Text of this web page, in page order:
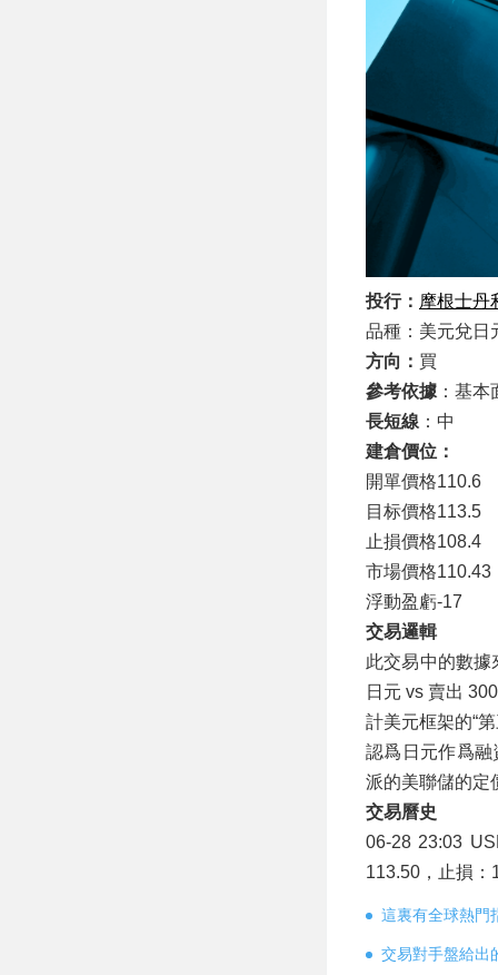
投行： 摩根士丹
品種：美元兌日
方向： 買
參考依據 ：基本
長短線 ：中
建倉價位：
開單價格110.6
目标價格113.5
止損價格108.4
市場價格110.43
浮動盈虧-17
交易邏輯
此交易中的數據
日元 vs 賣出
計美元框架的“
認爲日元作爲
派的美聯儲的定
交易曆史
06-28 23:03
113.50，止損：
這裏有全球熱門
交易對手盤給出